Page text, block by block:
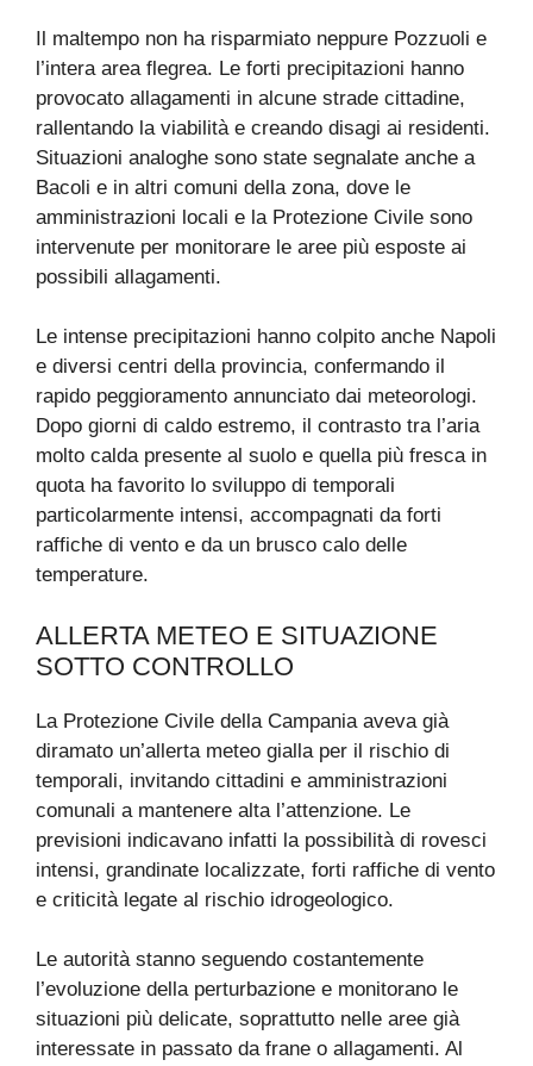
Il maltempo non ha risparmiato neppure Pozzuoli e
l’intera area flegrea. Le forti precipitazioni hanno
provocato allagamenti in alcune strade cittadine,
rallentando la viabilità e creando disagi ai residenti.
Situazioni analoghe sono state segnalate anche a
Bacoli e in altri comuni della zona, dove le
amministrazioni locali e la Protezione Civile sono
intervenute per monitorare le aree più esposte ai
possibili allagamenti.
Le intense precipitazioni hanno colpito anche Napoli
e diversi centri della provincia, confermando il
rapido peggioramento annunciato dai meteorologi.
Dopo giorni di caldo estremo, il contrasto tra l’aria
molto calda presente al suolo e quella più fresca in
quota ha favorito lo sviluppo di temporali
particolarmente intensi, accompagnati da forti
raffiche di vento e da un brusco calo delle
temperature.
ALLERTA METEO E SITUAZIONE
SOTTO CONTROLLO
La Protezione Civile della Campania aveva già
diramato un’allerta meteo gialla per il rischio di
temporali, invitando cittadini e amministrazioni
comunali a mantenere alta l’attenzione. Le
previsioni indicavano infatti la possibilità di rovesci
intensi, grandinate localizzate, forti raffiche di vento
e criticità legate al rischio idrogeologico.
Le autorità stanno seguendo costantemente
l’evoluzione della perturbazione e monitorano le
situazioni più delicate, soprattutto nelle aree già
interessate in passato da frane o allagamenti. Al